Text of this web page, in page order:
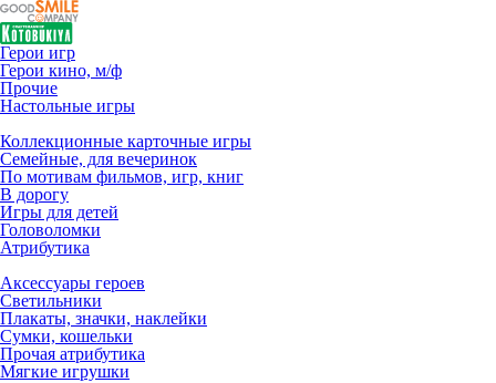
Герои игр
Герои кино, м/ф
Прочие
Настольные игры
Коллекционные карточные игры
Семейные, для вечеринок
По мотивам фильмов, игр, книг
В дорогу
Игры для детей
Головоломки
Атрибутика
Аксессуары героев
Светильники
Плакаты, значки, наклейки
Сумки, кошельки
Прочая атрибутика
Мягкие игрушки